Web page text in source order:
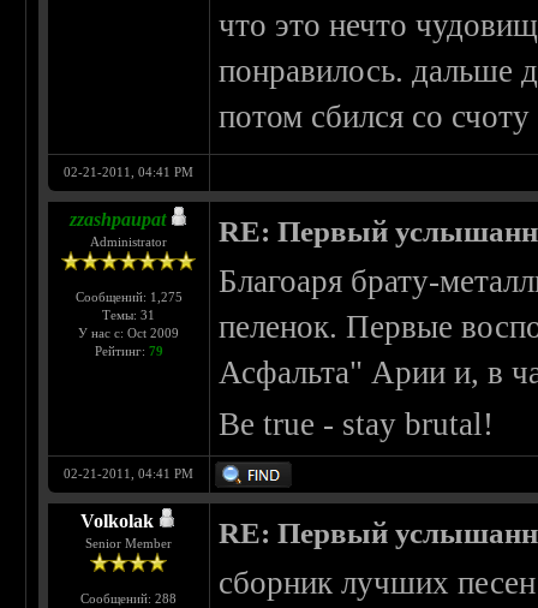
что это нечто
понравилось. дальше
потом сбился со
02-21-2011, 04:41 PM
zzashpaupat
Administrator
Сообщений: 1,275
Темы: 31
У нас с: Oct 2009
Рейтинг: 79
RE: Первый
Благоаря брату-
пеленок. Первые
Асфальта" Арии и, в
Be true - stay brutal!
02-21-2011, 04:41 PM
Volkolak
Senior Member
Сообщений: 288
RE: Первый
сборник лучших